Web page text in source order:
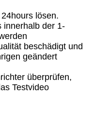
lösen.
innerhalb der 1-
beschädigt und
geändert
überprüfen,
Testvideo